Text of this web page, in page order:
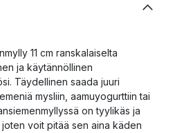
11 cm ranskalaiselta
ja käytännöllinen
Täydellinen saada juuri
mysliin, aamuyogurttiin tai
on tyylikäs ja
voit pitää sen aina käden